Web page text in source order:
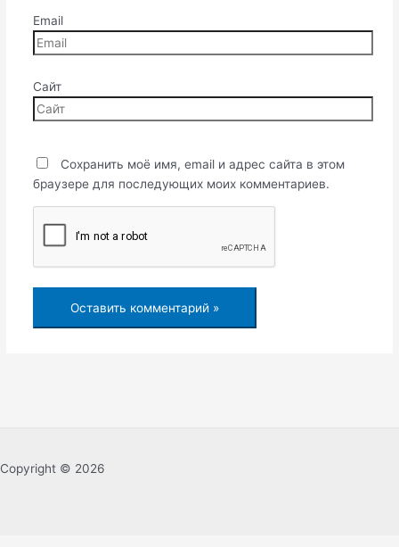
Email
Сайт
Сохранить моё имя, email и адрес сайта в этом
браузере для последующих моих комментариев.
Copyright © 2026